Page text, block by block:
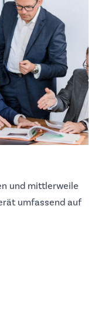
und mittlerweile
umfassend auf